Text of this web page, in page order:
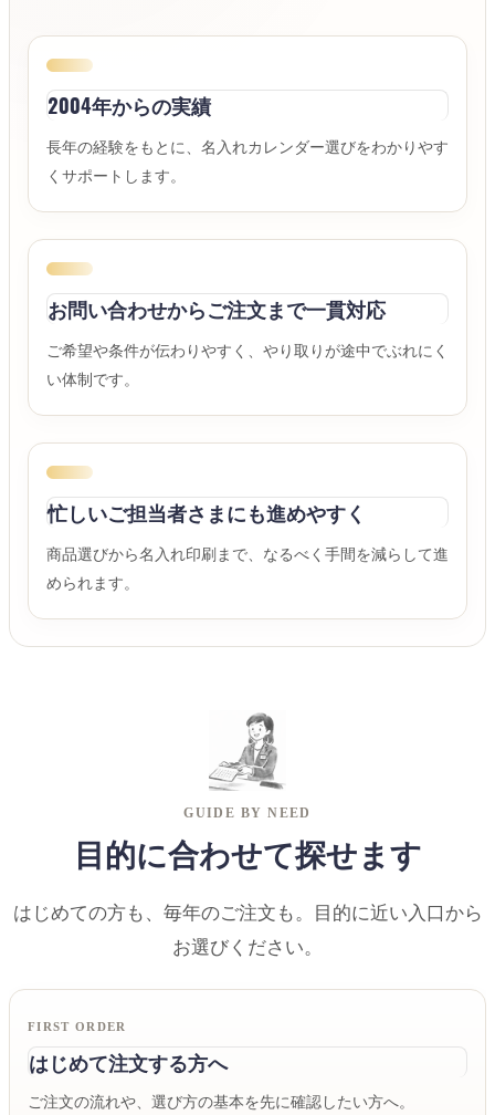
2004年からの実績
長年の経験をもとに、名入れカレンダー選びをわかりやす
くサポートします。
お問い合わせからご注文まで一貫対応
ご希望や条件が伝わりやすく、やり取りが途中でぶれにく
い体制です。
忙しいご担当者さまにも進めやすく
商品選びから名入れ印刷まで、なるべく手間を減らして進
められます。
GUIDE BY NEED
目的に合わせて探せます
はじめての方も、毎年のご注文も。目的に近い入口から
お選びください。
FIRST ORDER
はじめて注文する方へ
ご注文の流れや、選び方の基本を先に確認したい方へ。